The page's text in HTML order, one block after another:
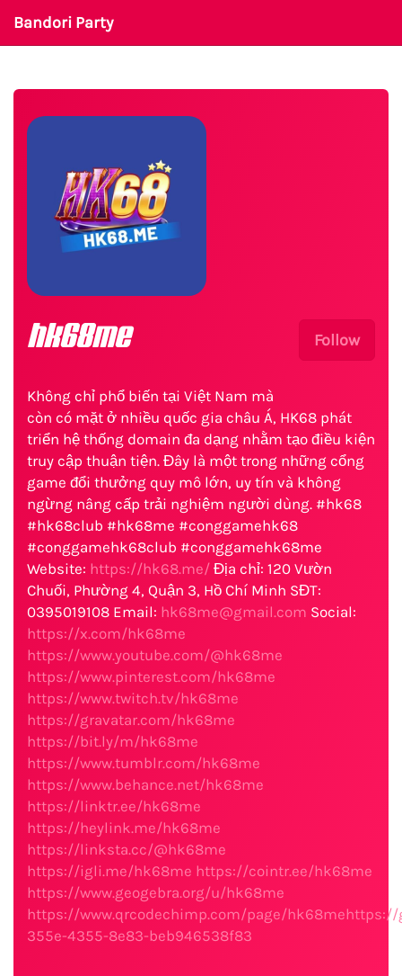
Bandori Party
Follow
hk68me
Không chỉ phổ biến tại Việt Nam mà
còn có mặt ở nhiều quốc gia châu Á, HK68 phát
triển hệ thống domain đa dạng nhằm tạo điều kiện
truy cập thuận tiện. Đây là một trong những cổng
game đổi thưởng quy mô lớn, uy tín và không
ngừng nâng cấp trải nghiệm người dùng. #hk68
#hk68club #hk68me #conggamehk68
#conggamehk68club #conggamehk68me
Website: https://hk68.me/ Địa chỉ: 120 Vườn
Chuối, Phường 4, Quận 3, Hồ Chí Minh SĐT:
0395019108 Email: hk68me@gmail.com Social:
https://x.com/hk68me
https://www.youtube.com/@hk68me
https://www.pinterest.com/hk68me
https://www.twitch.tv/hk68me
https://gravatar.com/hk68me
https://bit.ly/m/hk68me
https://www.tumblr.com/hk68me
https://www.behance.net/hk68me
https://linktr.ee/hk68me
https://heylink.me/hk68me
https://linksta.cc/@hk68me
https://igli.me/hk68me https://cointr.ee/hk68me
https://www.geogebra.org/u/hk68me
https://www.qrcodechimp.com/page/
355e-4355-8e83-beb946538f83